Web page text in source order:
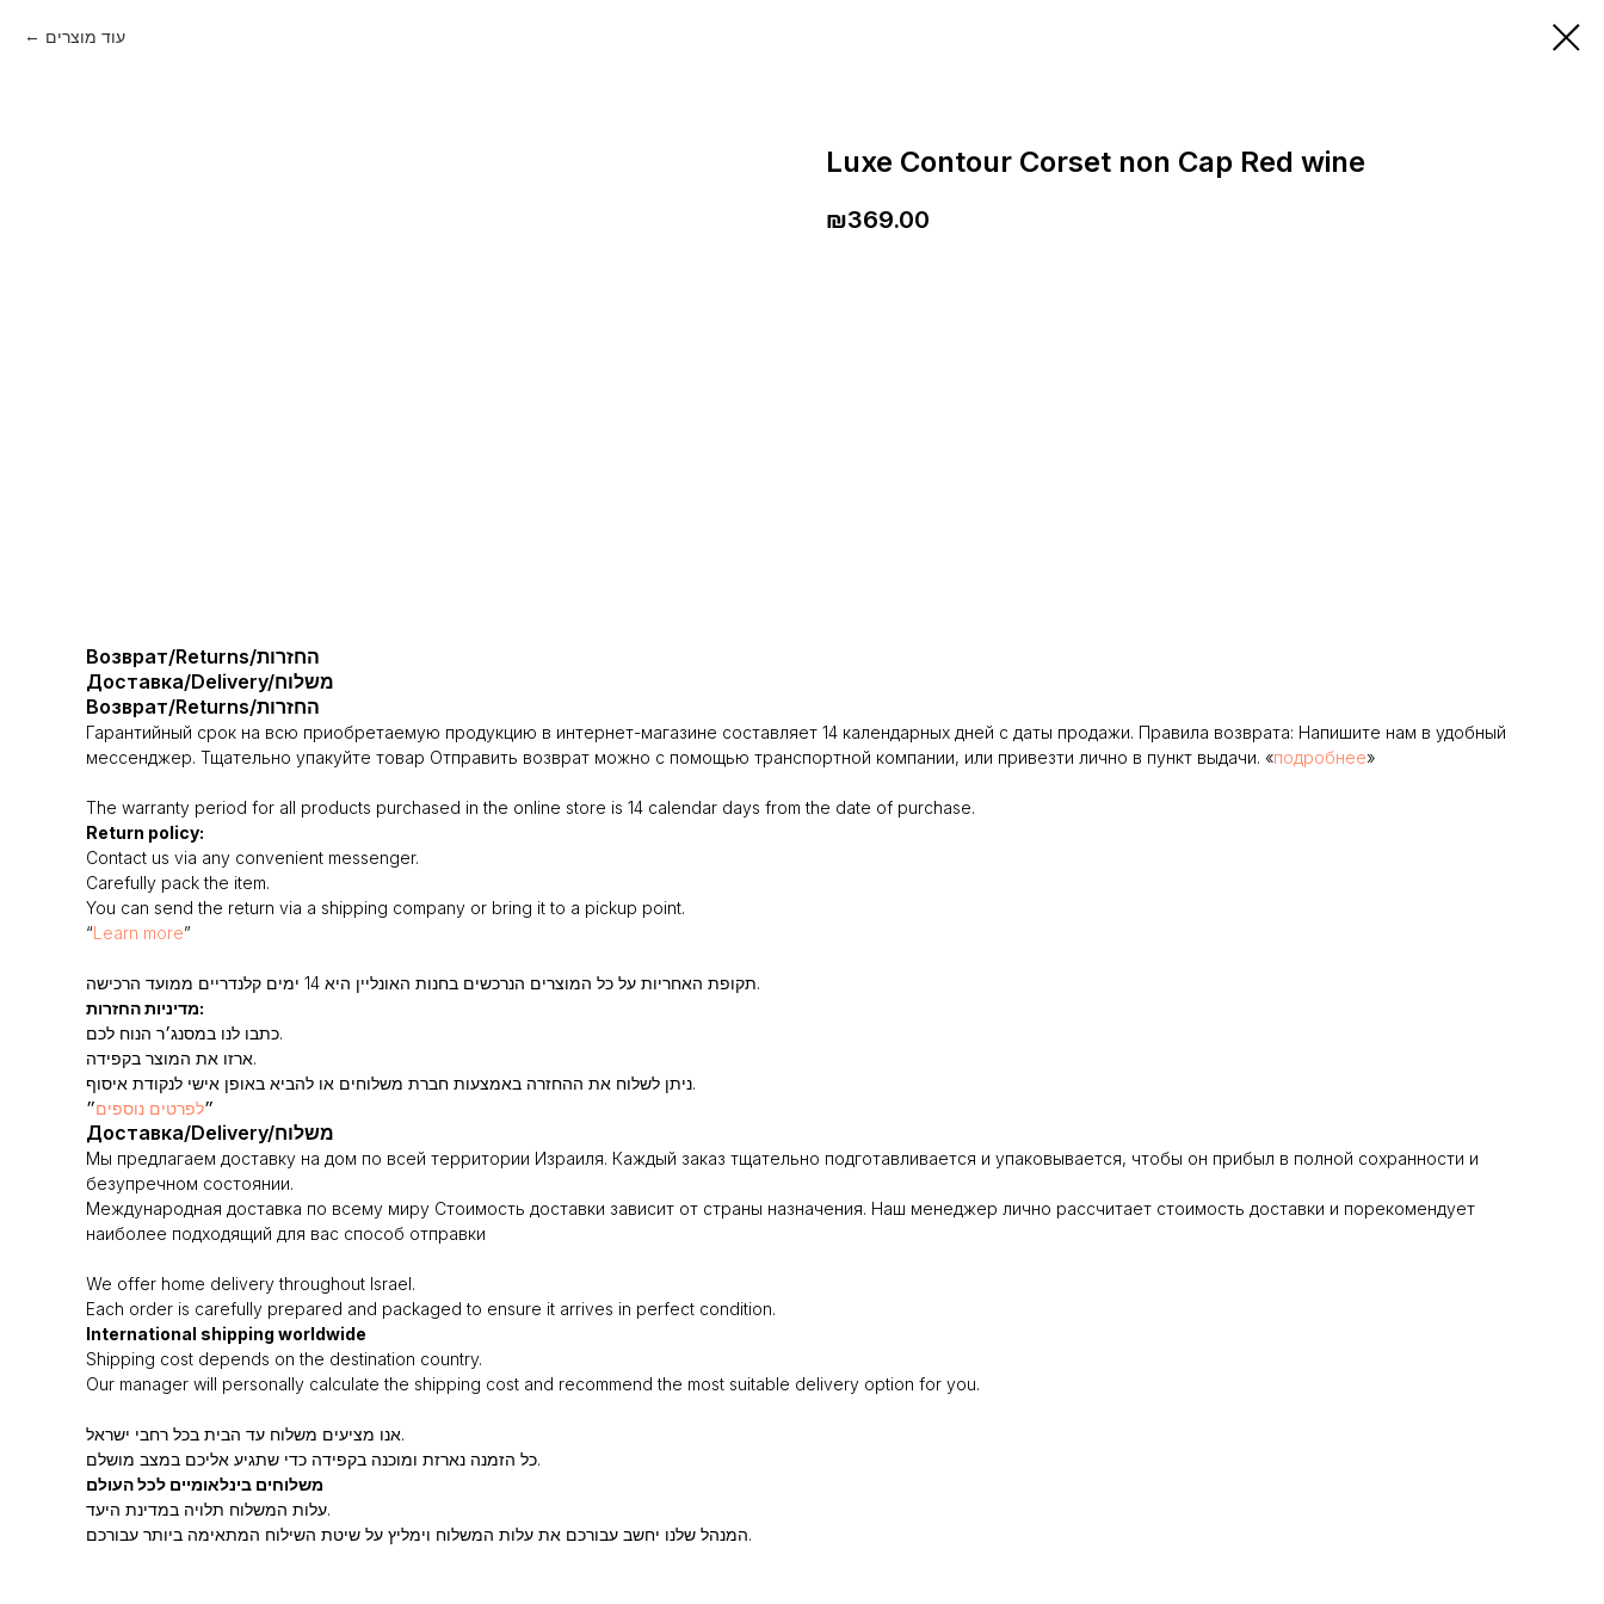
עוד מוצרים
Luxe Contour Corset non Cap Red wine
₪369.00
Возврат/Returns/החזרות
Доставка/Delivery/משלוח
Возврат/Returns/החזרות
Гарантийный срок на всю приобретаемую продукцию в интернет-магазине составляет 14 календарных дней с даты продажи. Правила возврата: Напишите нам в удобный
мессенджер. Тщательно упакуйте товар Отправить возврат можно с помощью транспортной компании, или привезти лично в пункт выдачи. «подробнее»
The warranty period for all products purchased in the online store is 14 calendar days from the date of purchase.
Return policy:
Contact us via any convenient messenger.
Carefully pack the item.
You can send the return via a shipping company or bring it to a pickup point.
“Learn more”
תקופת האחריות על כל המוצרים הנרכשים בחנות האונליין היא 14 ימים קלנדריים ממועד הרכישה.
מדיניות החזרות:
כתבו לנו במסנג׳ר הנוח לכם.
ארזו את המוצר בקפידה.
ניתן לשלוח את ההחזרה באמצעות חברת משלוחים או להביא באופן אישי לנקודת איסוף.
״לפרטים נוספים״
Доставка/Delivery/משלוח
Мы предлагаем доставку на дом по всей территории Израиля. Каждый заказ тщательно подготавливается и упаковывается, чтобы он прибыл в полной сохранности и
безупречном состоянии.
Международная доставка по всему миру Стоимость доставки зависит от страны назначения. Наш менеджер лично рассчитает стоимость доставки и порекомендует
наиболее подходящий для вас способ отправки
We offer home delivery throughout Israel.
Each order is carefully prepared and packaged to ensure it arrives in perfect condition.
International shipping worldwide
Shipping cost depends on the destination country.
Our manager will personally calculate the shipping cost and recommend the most suitable delivery option for you.
אנו מציעים משלוח עד הבית בכל רחבי ישראל.
כל הזמנה נארזת ומוכנה בקפידה כדי שתגיע אליכם במצב מושלם.
משלוחים בינלאומיים לכל העולם
עלות המשלוח תלויה במדינת היעד.
המנהל שלנו יחשב עבורכם את עלות המשלוח וימליץ על שיטת השילוח המתאימה ביותר עבורכם.